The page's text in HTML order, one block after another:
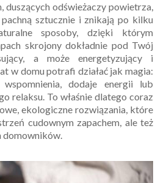
duszących odświeżaczy powietrza,
sztucznie i znikają po kilku
sposoby, dzięki którym
skrojony dokładnie pod Twój
a może energetyzujący i
w domu potrafi działać jak magia:
dodaje energii lub
relaksu. To właśnie dlatego coraz
ekologiczne rozwiązania, które
cudownym zapachem, ale też
domowników.